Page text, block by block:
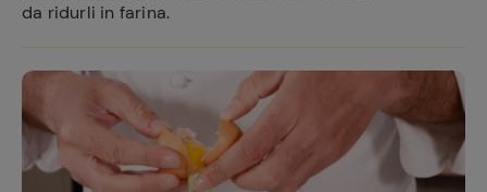
da ridurli in farina.